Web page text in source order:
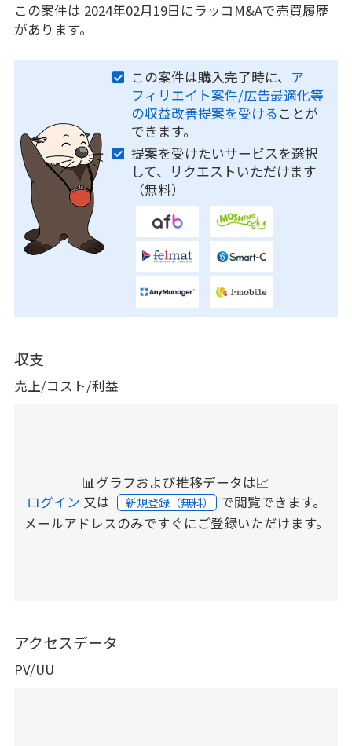
この案件は 2024年02月19日にラッコM&Aで売買履歴
があります。
この案件は購入完了時に、 ア
フィリエイト案件/広告最適化等
の収益改善提案を受ける ことが
できます。
提案を受けたいサービスを選択
して、リクエストいただけます
（無料）
収支
売上/コスト/利益
📊グラフおよび推移データは📈
ログイン 又は 新規登録（無料） で閲覧できます。
メールアドレスのみですぐにご登録いただけます。
アクセスデータ
PV/UU